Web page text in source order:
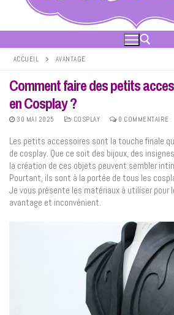
Rechercher :
ACCUEIL AVANTAGE
Comment faire des petits
en Cosplay ?
30 MAI 2025 COSPLAY 0 COMMENTAIRE
Les petits accessoires sont la touche finale
de cosplay. Que ce soit des bijoux, des
la création de ces objets peuvent sembler
Pourtant, ils sont à la portée de tous les
Je vous présente les matériaux à utiliser pour
avantage et inconvénient.